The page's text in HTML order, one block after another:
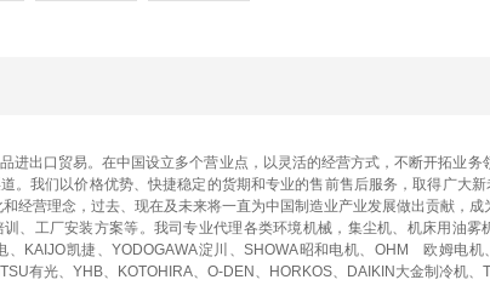
进出口贸易。在中国设立多个营业点，以灵活的经营方式，不断开拓业
。我们以价格优势、快捷稳定的货期和专业的售前售后服务，取得广大新
经营理念，过去、现在及未来将一直为中国制造业产业发展做出贡献，成
、工厂安装方案等。我司专业代理各类环境机械，集尘机、机床用油雾
KAIJO凯捷、YODOGAWA淀川、SHOWA昭和电机、OHM
欧姆电机
有光、YHB、KOTOHIRA、O-DEN、HORKOS、DAIKIN大金制冷机、